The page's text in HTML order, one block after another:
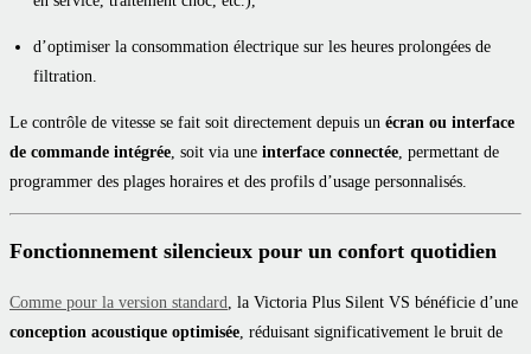
d’optimiser la consommation électrique sur les heures prolongées de
filtration.
Le contrôle de vitesse se fait soit directement depuis un écran ou interface
de commande intégrée, soit via une interface connectée, permettant de
programmer des plages horaires et des profils d’usage personnalisés.
Fonctionnement silencieux pour un confort quotidien
Comme pour la version standard, la Victoria Plus Silent VS bénéficie d’une
conception acoustique optimisée, réduisant significativement le bruit de